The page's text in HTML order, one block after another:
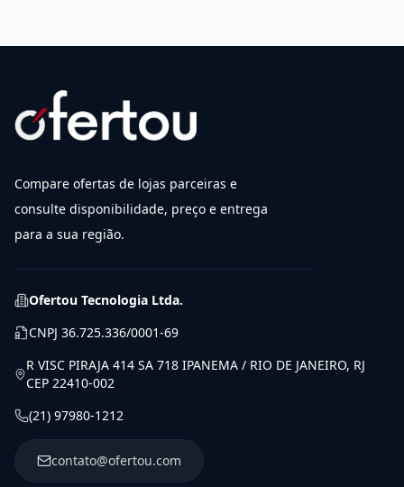
Compare ofertas de lojas parceiras e
consulte disponibilidade, preço e entrega
para a sua região.
Ofertou Tecnologia Ltda.
CNPJ 36.725.336/0001-69
R VISC PIRAJA 414 SA 718 IPANEMA / RIO DE JANEIRO, RJ
CEP 22410-002
(21) 97980-1212
contato@ofertou.com